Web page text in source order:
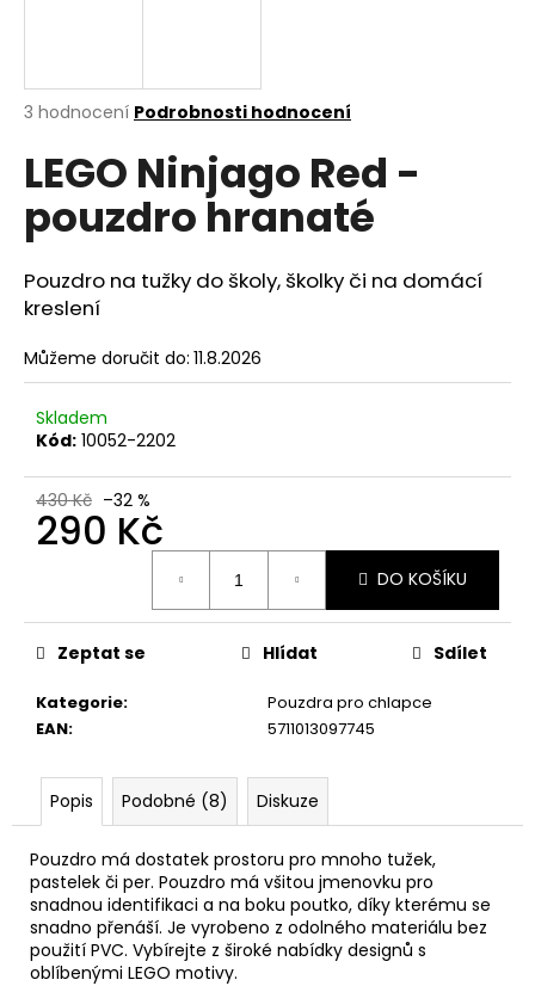
Průměrné
produktu
je
5
hvězdiček.
3 hodnocení Podrobnosti hodnocení
LEGO Ninjago Red -
pouzdro hranaté
Pouzdro na tužky do školy, školky či na domácí
kreslení
Můžeme doručit do: 11.8.2026
Skladem
Kód: 10052-2202
430 Kč –32 %
290 Kč
DO KOŠÍKU
Kategorie:
Pouzdra pro chlapce
EAN: 5711013097745
Zeptat se Hlídat Sdílet
Popis Podobné (8) Diskuze
Pouzdro má dostatek prostoru pro mnoho tužek,
pastelek či per. Pouzdro má všitou jmenovku pro
snadnou identifikaci a na boku poutko, díky kterému se
snadno přenáší. Je vyrobeno z odolného materiálu bez
použití PVC. Vybírejte z široké nabídky designů s
oblíbenými LEGO motivy.
í
t
?
HLEDAT
D
o
p
r
u
e
m
e